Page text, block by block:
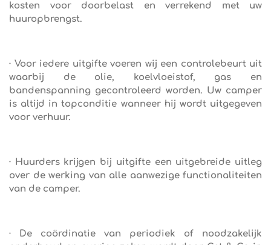
kosten voor doorbelast en verrekend met uw
huuropbrengst.
· Voor iedere uitgifte voeren wij een controlebeurt uit
waarbij de olie, koelvloeistof, gas en
bandenspanning gecontroleerd worden. Uw camper
is altijd in topconditie wanneer hij wordt uitgegeven
voor verhuur.
· Huurders krijgen bij uitgifte een uitgebreide uitleg
over de werking van alle aanwezige functionaliteiten
van de camper.
· De coördinatie van periodiek of noodzakelijk